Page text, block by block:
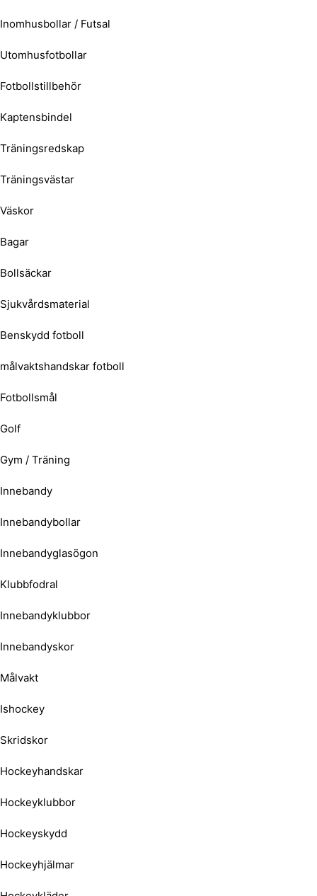
Inomhusbollar / Futsal
Utomhusfotbollar
Fotbollstillbehör
Kaptensbindel
Träningsredskap
Träningsvästar
Väskor
Bagar
Bollsäckar
Sjukvårdsmaterial
Benskydd fotboll
målvaktshandskar fotboll
Fotbollsmål
Golf
Gym / Träning
Innebandy
Innebandybollar
Innebandyglasögon
Klubbfodral
Innebandyklubbor
Innebandyskor
Målvakt
Ishockey
Skridskor
Hockeyhandskar
Hockeyklubbor
Hockeyskydd
Hockeyhjälmar